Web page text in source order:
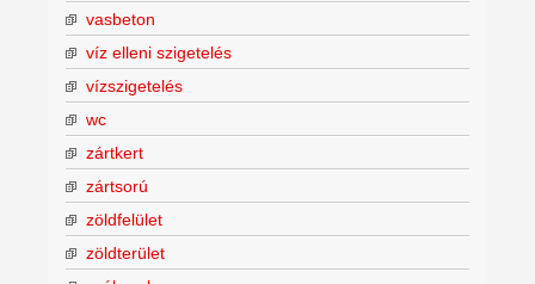
vasbeton
víz elleni szigetelés
vízszigetelés
wc
zártkert
zártsorú
zöldfelület
zöldterület